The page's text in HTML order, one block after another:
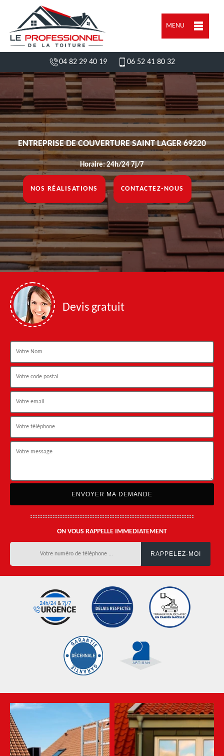
MENU
04 82 29 40 19 06 52 41 80 32
ENTREPRISE DE COUVERTURE SAINT LAGER 69220
Horaire: 24h/24 7j/7
NOS RÉALISATIONS CONTACTEZ-NOUS
Devis gratuit
ON VOUS RAPPELLE IMMEDIATEMENT